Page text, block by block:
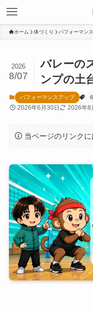
ホーム 体づくり パフォーマン
バレーの
ンプの土
2026
8/07
パフォーマンスアップ
2026年6月30日 2026年8
当ページのリンクに